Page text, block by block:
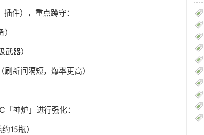
件），重点蹲守：
器）
新间隔短，爆率更高）
神炉」进行强化：
15瓶）